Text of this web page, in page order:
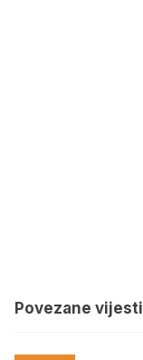
Povezane vijesti